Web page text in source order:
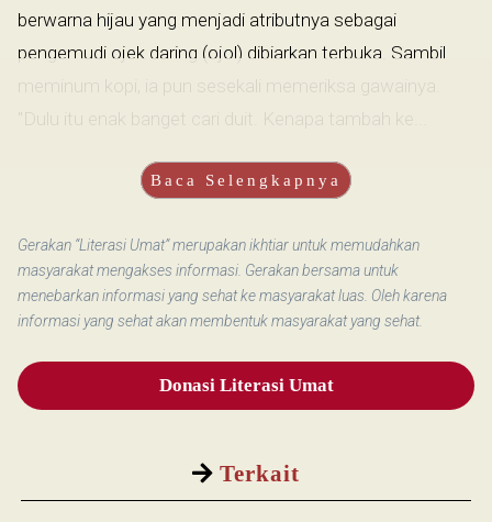
Terkait
berwarna hijau yang menjadi atributnya sebagai
pengemudi ojek daring (ojol) dibiarkan terbuka. Sambil
meminum kopi, ia pun sesekali memeriksa gawainya.
"Dulu itu enak banget cari duit. Kenapa tambah ke...
Baca Selengkapnya
Gerakan “Literasi Umat” merupakan ikhtiar untuk memudahkan
masyarakat mengakses informasi. Gerakan bersama untuk
menebarkan informasi yang sehat ke masyarakat luas. Oleh karena
informasi yang sehat akan membentuk masyarakat yang sehat.
Donasi Literasi Umat